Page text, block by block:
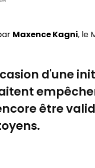
Maxence Kagni, le
d'une
être